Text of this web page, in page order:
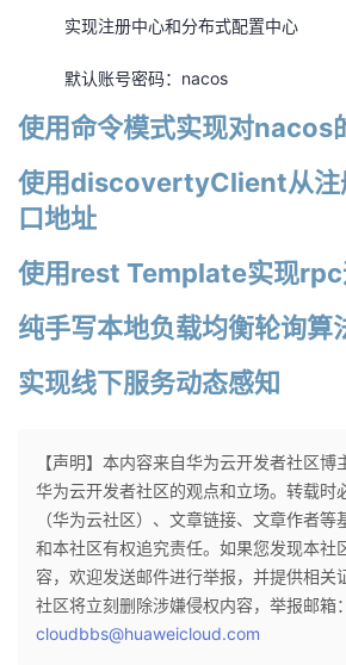
实现注册中心和分布式配置中心
默认账号密码：nacos
使用命令模式实现对nacos
使用discovertyClient从注
口地址
使用rest Template实现rpc
纯手写本地负载均衡轮询算
实现线下服务动态感知
【声明】本内容来自华为云开发者社区博
华为云开发者社区的观点和立场。转载时
（华为云社区）、文章链接、文章作者
和本社区有权追究责任。如果您发现本社
容，欢迎发送邮件进行举报，并提供相关
社区将立刻删除涉嫌侵权内容，举报邮箱：
cloudbbs@huaweicloud.com